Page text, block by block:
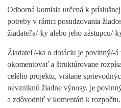
Odborná komisia určená k
potreby v rámci posudzovania
žiadateľa/-ky alebo jeho zástupcu/-
Žiadateľ/-ka o dotáciu je povinný/-
okomentovať a štruktúrovane
celého projektu, vrátane
nevzniknú žiadne výnosy, je
a zdôvodniť v komentári k rozpočtu.